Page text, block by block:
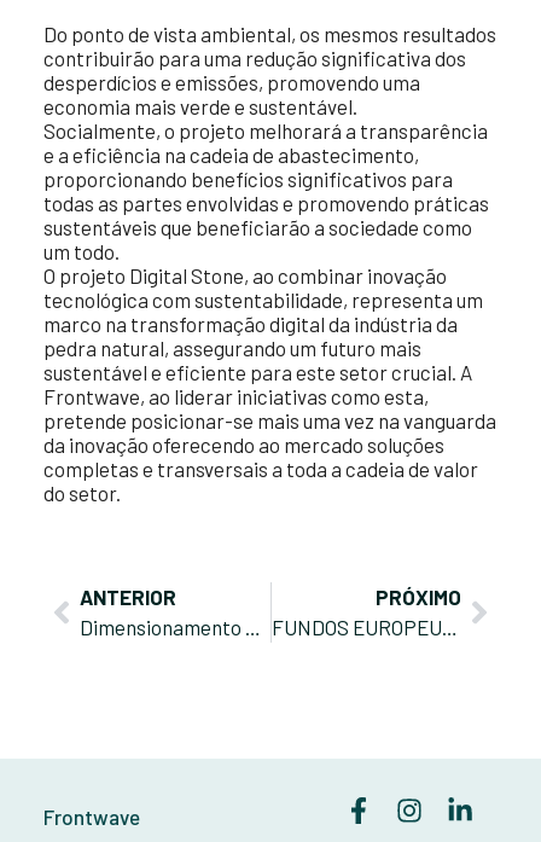
Do ponto de vista ambiental, os mesmos resultados
contribuirão para uma redução significativa dos
desperdícios e emissões, promovendo uma
economia mais verde e sustentável.
Socialmente, o projeto melhorará a transparência
e a eficiência na cadeia de abastecimento,
proporcionando benefícios significativos para
todas as partes envolvidas e promovendo práticas
sustentáveis que beneficiarão a sociedade como
um todo.
O projeto Digital Stone, ao combinar inovação
tecnológica com sustentabilidade, representa um
marco na transformação digital da indústria da
pedra natural, assegurando um futuro mais
sustentável e eficiente para este setor crucial. A
Frontwave, ao liderar iniciativas como esta,
pretende posicionar-se mais uma vez na vanguarda
da inovação oferecendo ao mercado soluções
completas e transversais a toda a cadeia de valor
do setor.
ANTERIOR
Dimensionamento de Fachadas: resistência à flexão e às ancoragens
PRÓXIMO
FUNDOS EUROPEUS – OPORTUNIDADES PARA AS EMPRESAS
Frontwave